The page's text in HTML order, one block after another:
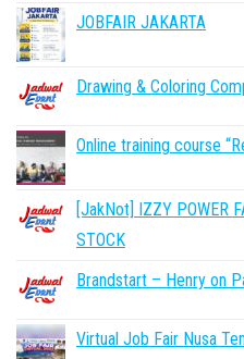
JOBFAIR JAKARTA
Drawing & Coloring
Online training course
[JakNot] IZZY POWER
STOCK
Brandstart – Henry on
Virtual Job Fair Nusa